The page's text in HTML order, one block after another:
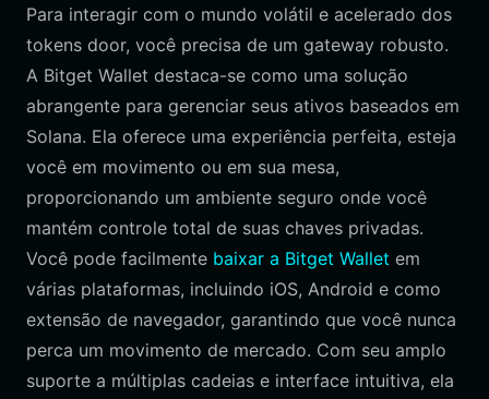
Para interagir com o mundo volátil e acelerado dos
tokens door, você precisa de um gateway robusto.
A Bitget Wallet destaca-se como uma solução
abrangente para gerenciar seus ativos baseados em
Solana. Ela oferece uma experiência perfeita, esteja
você em movimento ou em sua mesa,
proporcionando um ambiente seguro onde você
mantém controle total de suas chaves privadas.
Você pode facilmente baixar a Bitget Wallet em
várias plataformas, incluindo iOS, Android e como
extensão de navegador, garantindo que você nunca
perca um movimento de mercado. Com seu amplo
suporte a múltiplas cadeias e interface intuitiva, ela